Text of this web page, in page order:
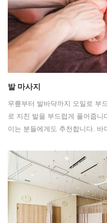
발 마사지
무릎부터 발바닥까지 오일로 부
로 지친 발을 부드럽게 풀어줍
이는 분들에게도 추천합니다.